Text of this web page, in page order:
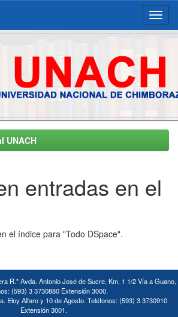
UNACH
entradas en el
el índice para "Todo DSpace".
R." Avda. Antonio José de Sucre, Km. 1 1/2 Vía a Guano,
(593) 3 3730880 Extensión 3000.
Eloy Alfaro y 10 de Agosto. Teléfonos: (593) 3 3730910
Extensión 3001.